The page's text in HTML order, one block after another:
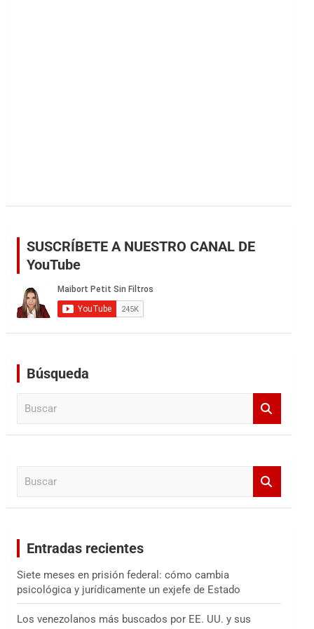
SUSCRÍBETE A NUESTRO CANAL DE
YouTube
Búsqueda
Entradas recientes
Siete meses en prisión federal: cómo cambia
psicológica y jurídicamente un exjefe de Estado
Los venezolanos más buscados por EE. UU. y sus